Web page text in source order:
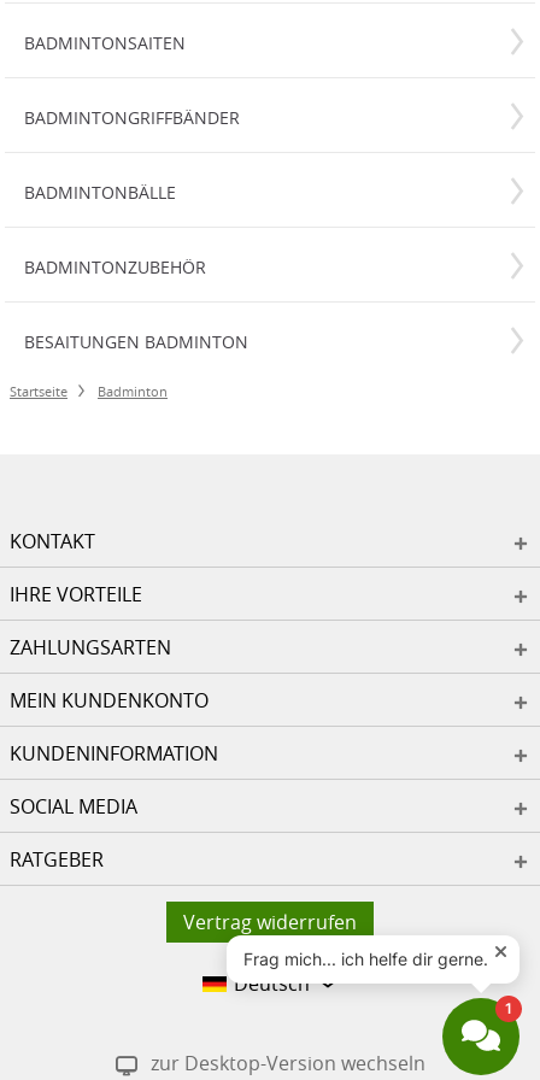
BADMINTONSAITEN
BADMINTONGRIFFBÄNDER
BADMINTONBÄLLE
BADMINTONZUBEHÖR
BESAITUNGEN BADMINTON
Startseite Badminton
KONTAKT
IHRE VORTEILE
ZAHLUNGSARTEN
MEIN KUNDENKONTO
KUNDENINFORMATION
SOCIAL MEDIA
RATGEBER
Vertrag widerrufen
Deutsch
zur Desktop-Version wechseln